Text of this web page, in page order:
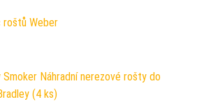
roštů Weber
Smoker Náhradní nerezové rošty do
(4 ks)